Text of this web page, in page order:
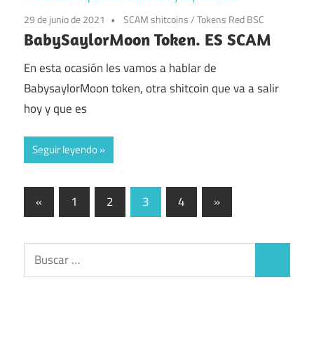
29 de junio de 2021 SCAM shitcoins/Tokens Red BSC
BabySaylorMoon Token. ES SCAM
En esta ocasión les vamos a hablar de
BabysaylorMoon token, otra shitcoin que va a salir
hoy y que es
Seguir leyendo
Paginación
de
entradas
« Entradas
anteriores
1 2 3 4
Entradas
siguientes
»
Buscar: